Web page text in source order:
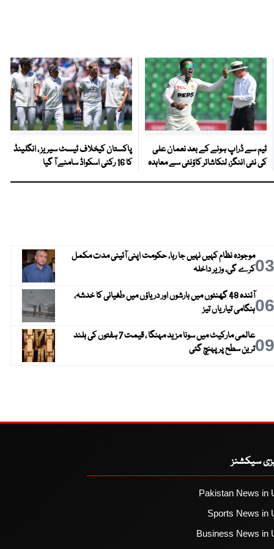
ٹیم سے ڈراپ ہونے کے بعد نعمان علی
کی نئی اننگز، لنکاشائر کاؤنٹی سے معاہدہ
پاکستان کیخلاف ٹیسٹ سیریز ، انگلینڈ
کا 16 رکنی اسکواڈ سامنے آ گیا
03موجودہ نظام کہیں نہیں جا رہا، حکومت اپنی آئینی مدت مکمل
کرے گی، وزیر داخلہ
06
آئندہ 48 گھنٹوں میں بارشوں اور دریاؤں میں طغیانی کا خدشہ،
ہنگامی تیاریاں تیز
09
عالمی مارکیٹ میں سونا مزید مہنگا ، قیمت 7 ہفتوں کی بلند
ترین سطح پر پہنچ گئی
سیکشنز
Pakistan News in
Sports News in
Business News in